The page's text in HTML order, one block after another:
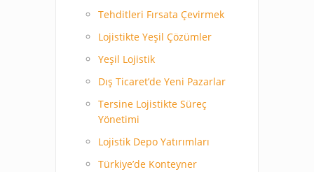
Tehditleri Fırsata Çevirmek
Lojistikte Yeşil Çözümler
Yeşil Lojistik
Dış Ticaret’de Yeni Pazarlar
Tersine Lojistikte Süreç
Yönetimi
Lojistik Depo Yatırımları
Türkiye’de Konteyner